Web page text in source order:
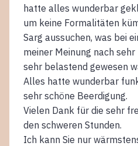
hatte alles wunderbar
um keine Formalitäten
Sarg aussuchen, was bei
meiner Meinung nach
sehr belastend gewesen
Alles hatte wunderbar
sehr schöne Beerdigung.
Vielen Dank für die sehr
den schweren Stunden.
Ich kann Sie nur